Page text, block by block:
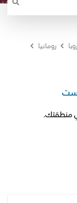
رومانيا
منطقتك.